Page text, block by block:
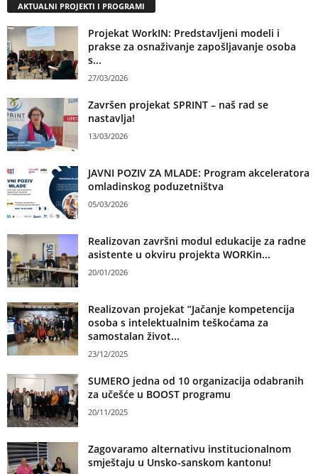
AKTUALNI PROJEKTI I PROGRAMI
Projekat WorkIN: Predstavljeni modeli i
prakse za osnaživanje zapošljavanje osoba
s...
27/03/2026
Završen projekat SPRINT – naš rad se
nastavlja!
13/03/2026
JAVNI POZIV ZA MLADE: Program akceleratora
omladinskog poduzetništva
05/03/2026
Realizovan završni modul edukacije za radne
asistente u okviru projekta WORKin...
20/01/2026
Realizovan projekat ”Jačanje kompetencija
osoba s intelektualnim teškoćama za
samostalan život...
23/12/2025
SUMERO jedna od 10 organizacija odabranih
za učešće u BOOST programu
20/11/2025
Zagovaramo alternativu institucionalnom
smještaju u Unsko-sanskom kantonu!